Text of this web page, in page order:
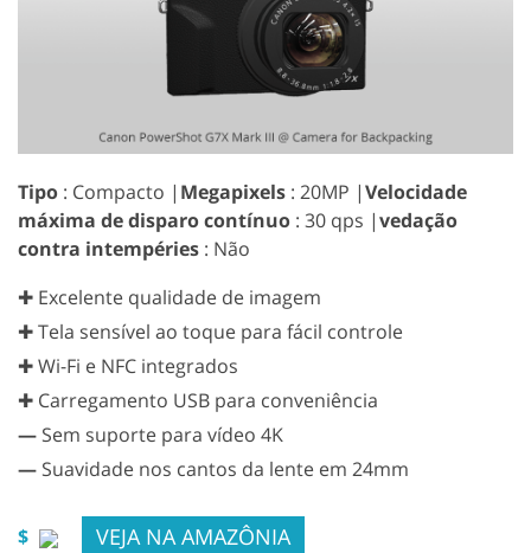
Tipo : Compacto | Megapixels : 20MP |Velocidade
máxima de disparo contínuo : 30 qps |vedação
contra intempéries : Não
✚ Excelente qualidade de imagem
✚ Tela sensível ao toque para fácil controle
✚ Wi-Fi e NFC integrados
✚ Carregamento USB para conveniência
— Sem suporte para vídeo 4K
— Suavidade nos cantos da lente em 24mm
$ VEJA NA AMAZÔNIA